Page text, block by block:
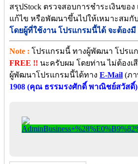
สรุปStock ตรวจสอบการชำระเงินข
แก้ไข หรือพัฒนาขึ้นไปให้เหมาะสมกับ
โดยผู้ที่ใช้งาน โปรแกรมนี้ได้ จะต้องมี
Note : โปรแกรมนี้ ทางผู้พัฒนา โปรแก
FREE !! นะครับผม โดยท่าน ไม่ต้อง
ผู้พัฒนาโปรแกรมนี้ได้ทาง E-Mail (ภ
1908 (คุณ ธรรมรงศักดิ์ พาณิชย์สวัสดิ์)